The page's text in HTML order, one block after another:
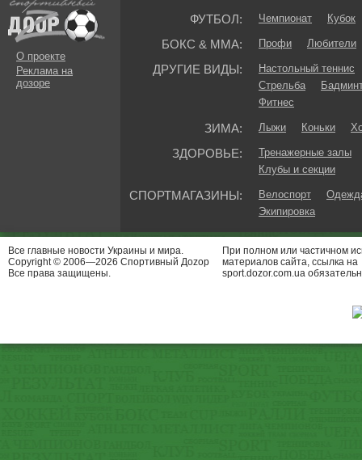
О проекте
Реклама на
дозоре
ФУТБОЛ: Чемпионат Кубок
БОКС & ММА: Профи Любители
ДРУГИЕ ВИДЫ:
Настольный теннис
Стрельба
Фитнес
ЗИМА: Лыжи Коньки
ЗДОРОВЬЕ:
Тренажерные залы
Клубы и секции
СПОРТМАГАЗИНЫ: Велоспорт
Экипировка
Все главные новости Украины и мира.
Copyright © 2006—2026 Спортивный Доzор
Все права защищены.
При полном или частичном
материалов сайта, ссылка на
sport.dozor.com.ua